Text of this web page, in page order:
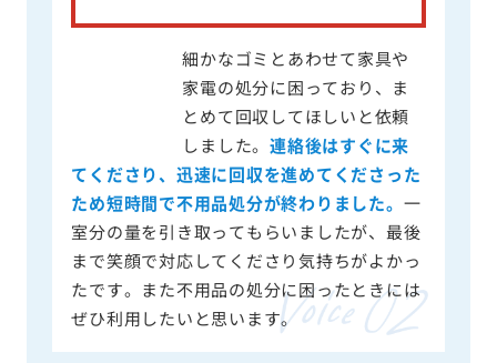
細かなゴミとあわせて家具や
家電の処分に困っており、ま
とめて回収してほしいと依頼
しました。連絡後はすぐに来
てくださり、迅速に回収を進めてくださった
ため短時間で不用品処分が終わりました。 一
室分の量を引き取ってもらいましたが、最後
まで笑顔で対応してくださり気持ちがよかっ
たです。また不用品の処分に困ったときには
ぜひ利用したいと思います。